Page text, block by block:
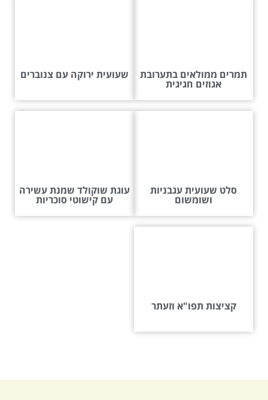
תמרים ממולאים בתערובת
אגוזים חגיגית
שעועית ירוקה עם צנוברים
סלט שעועית עגבניות
ושומשום
עוגת שוקולד שמנת עשירה
עם קישוטי סוכריות
קציצות תפו"א וזעתר